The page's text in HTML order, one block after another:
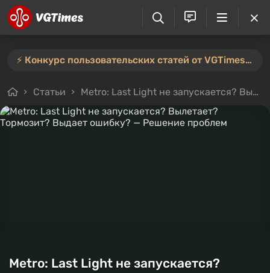
⚡️ Конкурс пользовательских статей от VGTimes продлён — участвуйте тут ⚡️
Статьи Metro: Last Light не запускается? Вылетает? Тормозит? Выдает ошибку? — Решение проблем
Metro: Last Light не запускается?